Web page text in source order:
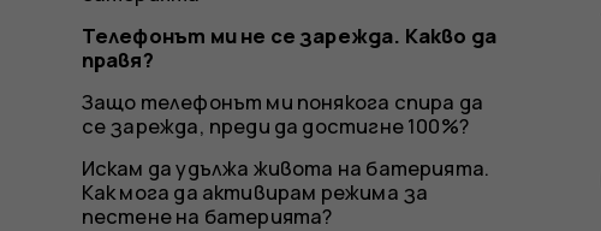
Телефонът ми не се зарежда. Какво да
правя?
Защо телефонът ми понякога спира да
се зарежда, преди да достигне 100%?
Искам да удължа живота на батерията.
Как мога да активирам режима за
пестене на батерията?